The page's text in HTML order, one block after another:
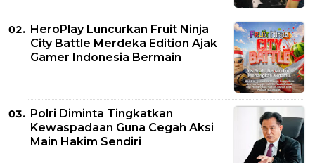
HeroPlay Luncurkan Fruit Ninja
City Battle Merdeka Edition Ajak
Gamer Indonesia Bermain
Polri Diminta Tingkatkan
Kewaspadaan Guna Cegah Aksi
Main Hakim Sendiri